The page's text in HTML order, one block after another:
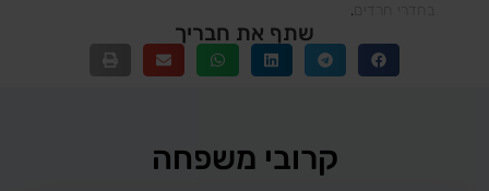
.
שתף את חבריך
קרובי משפחה